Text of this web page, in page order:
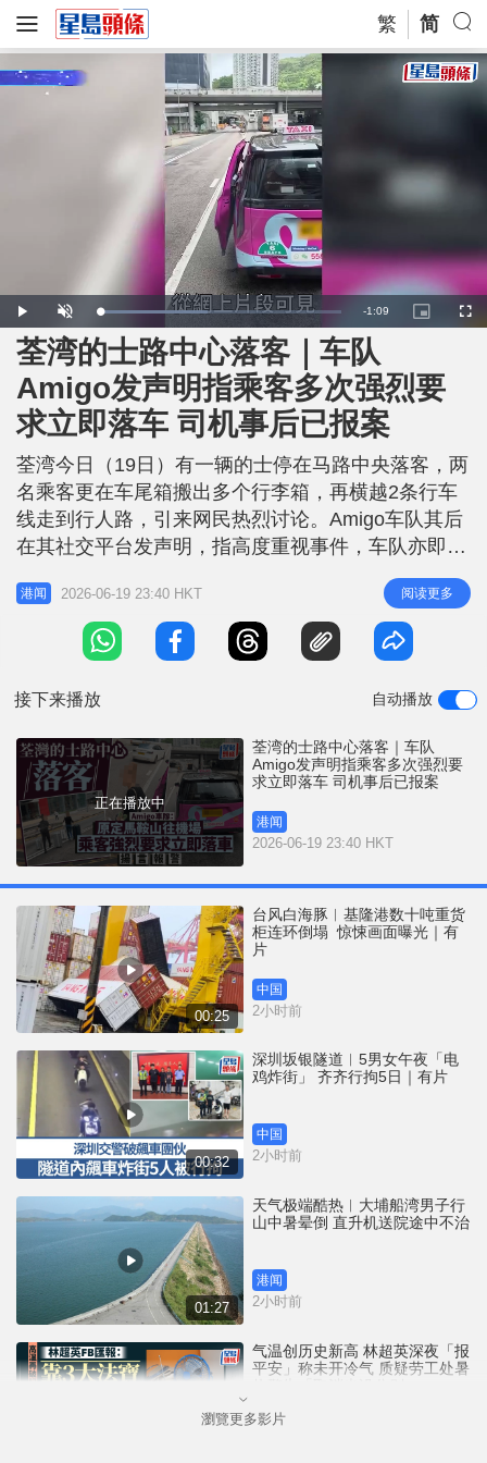
繁 简
P
l
a
y
U
n
m
u
t
e
L
o
a
d
e
d
:
4
.
1
3
R
e
m
a
i
n
-1:09
P
i
e
-
i
c
t
r
e
F
u
荃湾的士路中心落客｜车队
Amigo发声明指乘客多次强烈要
求立即落车 司机事后已报案
荃湾今日（19日）有一辆的士停在马路中央落客，两
名乘客更在车尾箱搬出多个行李箱，再横越2条行车
线走到行人路，引来网民热烈讨论。Amigo车队其后
在其社交平台发声明，指高度重视事件，车队亦即时
停止涉事司机服务。 Amigo车队发声明表示，涉事乘
客今日经线上平台预约即时用车服务，行程原定由马
鞍山前往机场。当乘客上车后，沿途多次就行驶路线
及方向提出指示，司机驶至南丰纱厂附近时，乘客强
港闻 2026-06-19 23:40 HKT 阅读更多
接下来播放 自动播放
正在播放中
荃湾的士路中心落客｜车队
Amigo发声明指乘客多次强烈要
求立即落车 司机事后已报案
港闻
2026-06-19 23:40 HKT
00:25
台风白海豚︱基隆港数十吨重货
柜连环倒塌 惊悚画面曝光｜有
片
中国
2小时前
00:32
深圳坂银隧道︱5男女午夜「电
鸡炸街」 齐齐行拘5日｜有片
中国
2小时前
01:27
天气极端酷热︱大埔船湾男子行
山中暑晕倒 直升机送院途中不治
港闻
2小时前
气温创历史新高 林超英深夜「报
平安」称未开冷气 质疑劳工处暑
港闻
瀏覽更多影片